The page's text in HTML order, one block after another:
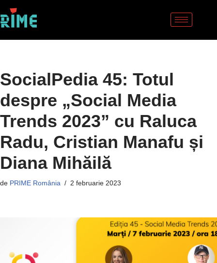
Sari
SocialPedia 45: Totul
despre „Social Media
Trends 2023” cu Raluca
Radu, Cristian Manafu și
Diana Mihăilă
de PRIME România 2 februarie 2023